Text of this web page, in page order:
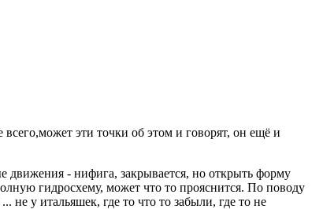
эти точки об этом и говорят, он ещё и
движения - нифига, закрывается, но открыть форму
гидросхему, может что то прояснится. По поводу
у итальяшек, где то что то забыли, где то не